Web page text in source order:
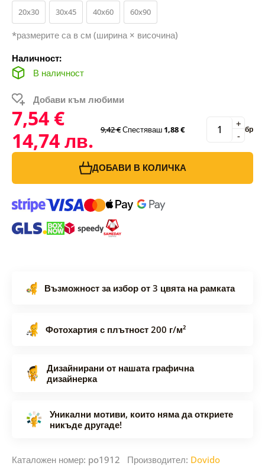
20x30 30x45 40x60 60x90
*размерите са в см (ширина × височина)
Наличност:
В наличност
Добави към любими
7,54 €
14,74 лв.
9,42 €Спестяваш1,88 € -
+ бр
ДОБАВИ В КОЛИЧКА
Възможност за избор от 3 цвята на рамката
Фотохартия с плътност 200 г/м²
Дизайнирани от нашата графична
дизайнерка
Уникални мотиви, които няма да откриете
никъде другаде!
Каталожен номер: po1912 Производител: Dovido